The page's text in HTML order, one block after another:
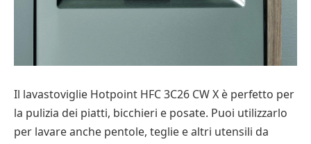
Il lavastoviglie Hotpoint HFC 3C26 CW X è perfetto per
la pulizia dei piatti, bicchieri e posate. Puoi utilizzarlo
per lavare anche pentole, teglie e altri utensili da